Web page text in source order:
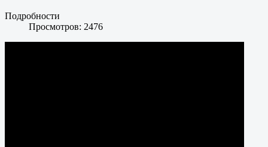
Подробности
Просмотров: 2476